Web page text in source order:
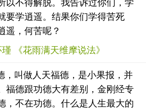
以不得解脱。我告诉过你们，学
要学逍遥。结果你们学得苦死
遥，何苦呢？
《花雨满天维摩说法》
，叫做人天福德，是小果报，并
福德跟功德大有差别，金刚经专
，不在功德。什么是人生最大的